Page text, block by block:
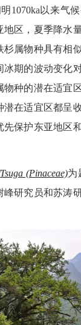
1070ka 以来气
区，夏季降水
属物种具有相
期的波动变化
种的潜在适宜
在适宜区都呈
保护东亚地区
Tsuga (Pinaceae)为
研究员和苏涛